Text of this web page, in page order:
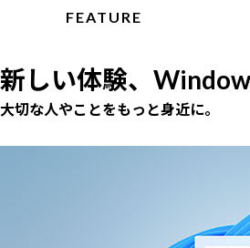
FEATURE
新しい体験、
大切な人やことをもっと身近に。